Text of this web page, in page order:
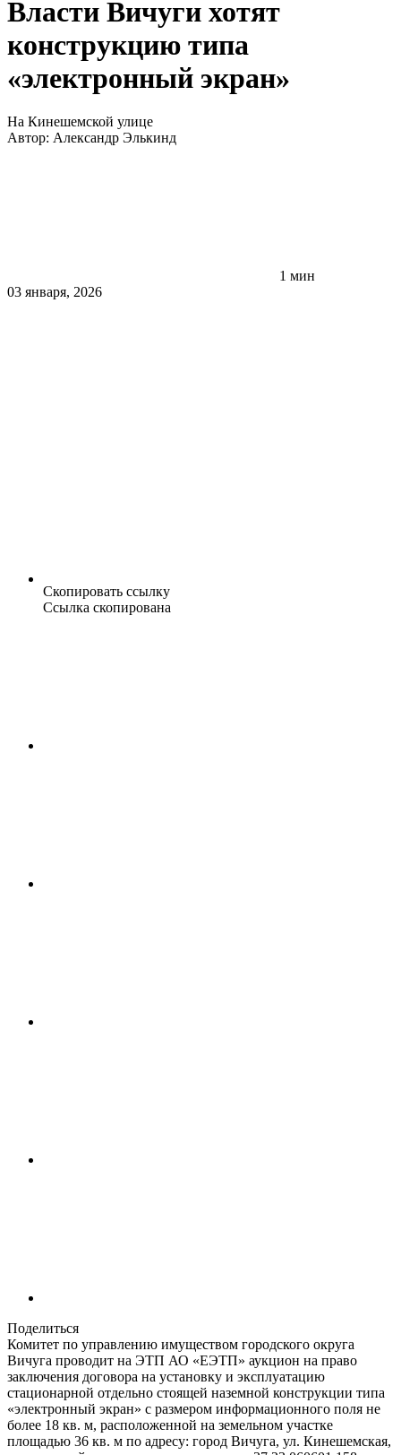
Власти Вичуги хотят
конструкцию типа
«электронный экран»
На Кинешемской улице
Автор: Александр Элькинд
1 мин
03 января, 2026
Скопировать ссылку
Ссылка скопирована
Поделиться
Комитет по управлению имуществом городского округа
Вичуга проводит на ЭТП АО «ЕЭТП» аукцион на право
заключения договора на установку и эксплуатацию
стационарной отдельно стоящей наземной конструкции типа
«электронный экран» с размером информационного поля не
более 18 кв. м, расположенной на земельном участке
площадью 36 кв. м по адресу: город Вичуга, ул. Кинешемская,